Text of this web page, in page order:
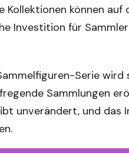
können
Investition für
Serie wird
Sammlungen
unverändert, und das